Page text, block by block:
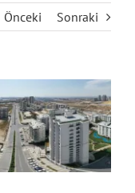
Önceki Sonraki